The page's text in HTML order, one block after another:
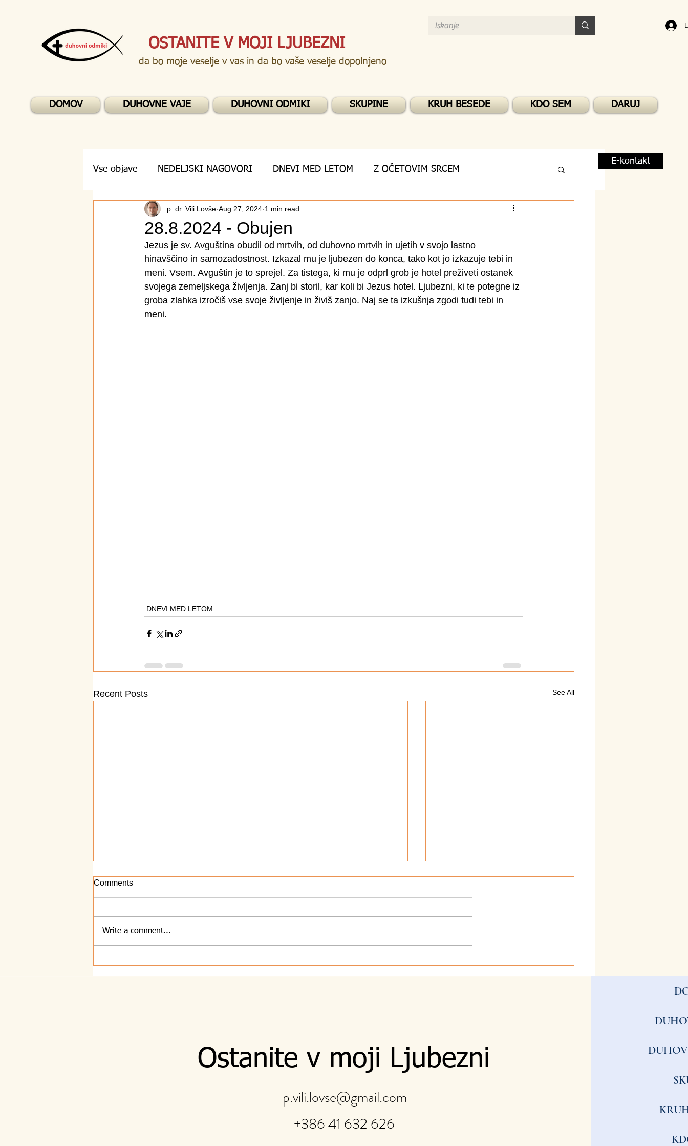
OSTANITE V MOJI LJUBEZNI
da bo moje veselje v vas in da bo vaše veselje dopolnjeno
DOMOV DUHOVNE VAJE DUHOVNI ODMIKI SKUPINE KRUH BESEDE KDO SEM DARUJ
Vse objave NEDELJSKI NAGOVORI DNEVI MED LETOM Z OČETOVIM SRCEM
DUHOVNA VPRAŠANJA
28.8.2024 - Obujen
p. dr. Vili Lovše Aug 27, 2024 1 min read
Jezus je sv. Avguština obudil od mrtvih, od duhovno mrtvih in ujetih v svojo lastno
hinavščino in samozadostnost. Izkazal mu je ljubezen do konca, tako kot jo izkazuje tebi in
meni. Vsem. Avguštin je to sprejel. Za tistega, ki mu je odprl grob je hotel preživeti ostanek
svojega zemeljskega življenja. Zanj bi storil, kar koli bi Jezus hotel. Ljubezni, ki te potegne iz
groba zlahka izročiš vse svoje življenje in živiš zanjo. Naj se ta izkušnja zgodi tudi tebi in
meni.
DNEVI MED LETOM
Recent Posts See All
3.8.2026 - Kje začnem?
Comments
Write a comment...
E-kontakt
Ostanite v moji Ljubezni
p.vili.lovse@gmail.com
+386 41 632 626